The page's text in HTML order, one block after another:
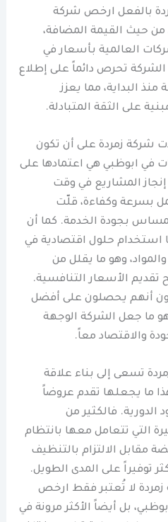
بالفعل ارخص شركة
حيث القيمة المضافة،
العالمية بأسعار في
الشركة تحرص دائماً على إطلاع
البداية، مما يعزز
على الثقة المتبادلة.
شركة زمردة على أن تكون
ابوظبي هي اعتمادها على
المشاريع في وقت
بسرعة وكفاءة، قلّت
بجودة الخدمة. كما أن
استخدام حلول اقتصادية في
وهو ما يقلل من
تقديم الأسعار التنافسية.
أنهم يحصلون على أفضل
ما جعل الشركة الوجهة
والاقتصاد معاً.
تسعى إلى بناء علاقة
ما يجعلها تقدم عروضاً
فالكثير من
التي تتعامل معها بانتظام
مقابل الالتزام بالتنظيف
توفيراً على المدى الطويل.
لا تُعتبر فقط ارخص
بل أيضاً الأكثر مرونة في